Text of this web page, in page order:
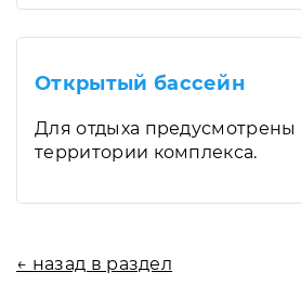
Открытый бассейн
Для отдыха предусмотрены
территории комплекса.
← назад в раздел